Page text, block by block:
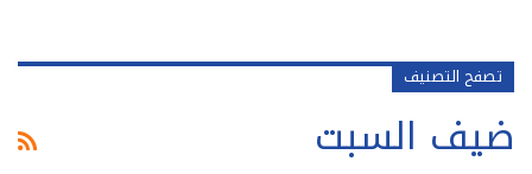
تصفح التصنيف
ضيف السبت